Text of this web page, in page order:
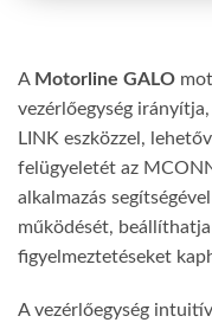
A Motorline GALO
vezérlőegység
LINK eszközzel,
felügyeletét az
alkalmazás
működését,
figyelmeztetéseket
A vezérlőegység